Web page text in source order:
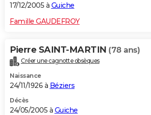
17/12/2005 à Guiche
Famille GAUDEFROY
Pierre SAINT-MARTIN (78 ans)
Créer une cagnotte obsèques
Naissance
24/11/1926 à Béziers
Décès
24/05/2005 à Guiche